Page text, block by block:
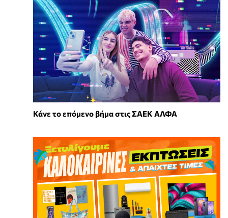
Κάνε το επόμενο βήμα στις ΣΑΕΚ ΑΛΦΑ